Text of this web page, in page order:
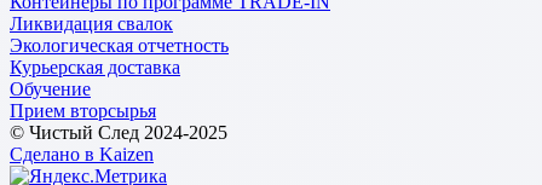
Ликвидация свалок
Экологическая отчетность
Курьерская доставка
Обучение
Прием вторсырья
© Чистый След 2024-2025
Сделано в Kaizen